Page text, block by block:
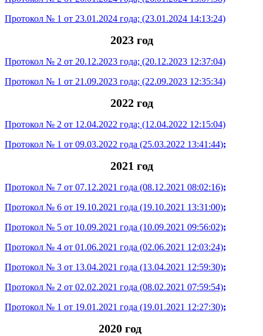
Протокол № 1 от 23.01.2024 года; (23.01.2024 14:13:24)
2023 год
Протокол № 2 от 20.12.2023 года; (20.12.2023 12:37:04)
Протокол № 1 от 21.09.2023 года; (22.09.2023 12:35:34)
2022 год
Протокол № 2 от 12.04.2022 года; (12.04.2022 12:15:04)
Протокол № 1 от 09.03.2022 года (25.03.2022 13:41:44);
2021 год
Протокол № 7 от 07.12.2021 года (08.12.2021 08:02:16);
Протокол № 6 от 19.10.2021 года (19.10.2021 13:31:00);
Протокол № 5 от 10.09.2021 года (10.09.2021 09:56:02);
Протокол № 4 от 01.06.2021 года (02.06.2021 12:03:24);
Протокол № 3 от 13.04.2021 года (13.04.2021 12:59:30);
Протокол № 2 от 02.02.2021 года (08.02.2021 07:59:54);
Протокол № 1 от 19.01.2021 года (19.01.2021 12:27:30);
2020 год